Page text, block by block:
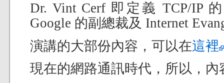
Dr. Vint Cerf 即定義 TCP/IP
Google 的副總裁及 Internet
演講的大部份內容，可以在這裡
現在的網路通訊時代，所以，內